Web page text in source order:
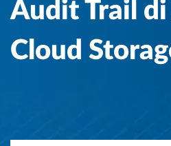
Audit Trail
Cloud